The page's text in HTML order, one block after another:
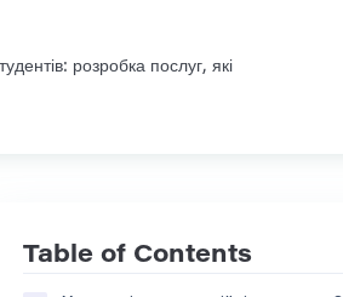
розробка послуг, які
Table of Contents